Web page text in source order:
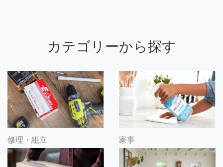
カテゴリーから探す
修理・組立 家事